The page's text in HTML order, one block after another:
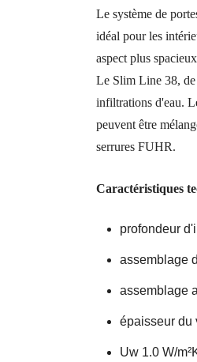
Le système de
idéal pour les
aspect plus
Le Slim Line 38, de
infiltrations d'eau.
peuvent être
serrures FUHR.
Caractéristiques
profondeur
assemblage
assemblage
épaisseur du
Uw 1.0 W/